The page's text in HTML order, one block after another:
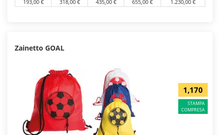
193,00 €
318,00 € 435,00 € 655,00 € 1.230,00 €
Zainetto GOAL
1,170
STAMPA
COMPRESA